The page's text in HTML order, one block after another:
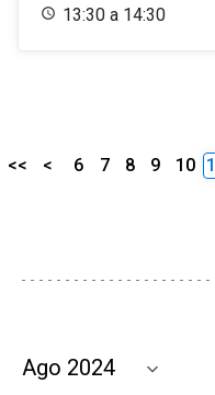
13:30 a 14:30
<< < 6 7 8 9 10